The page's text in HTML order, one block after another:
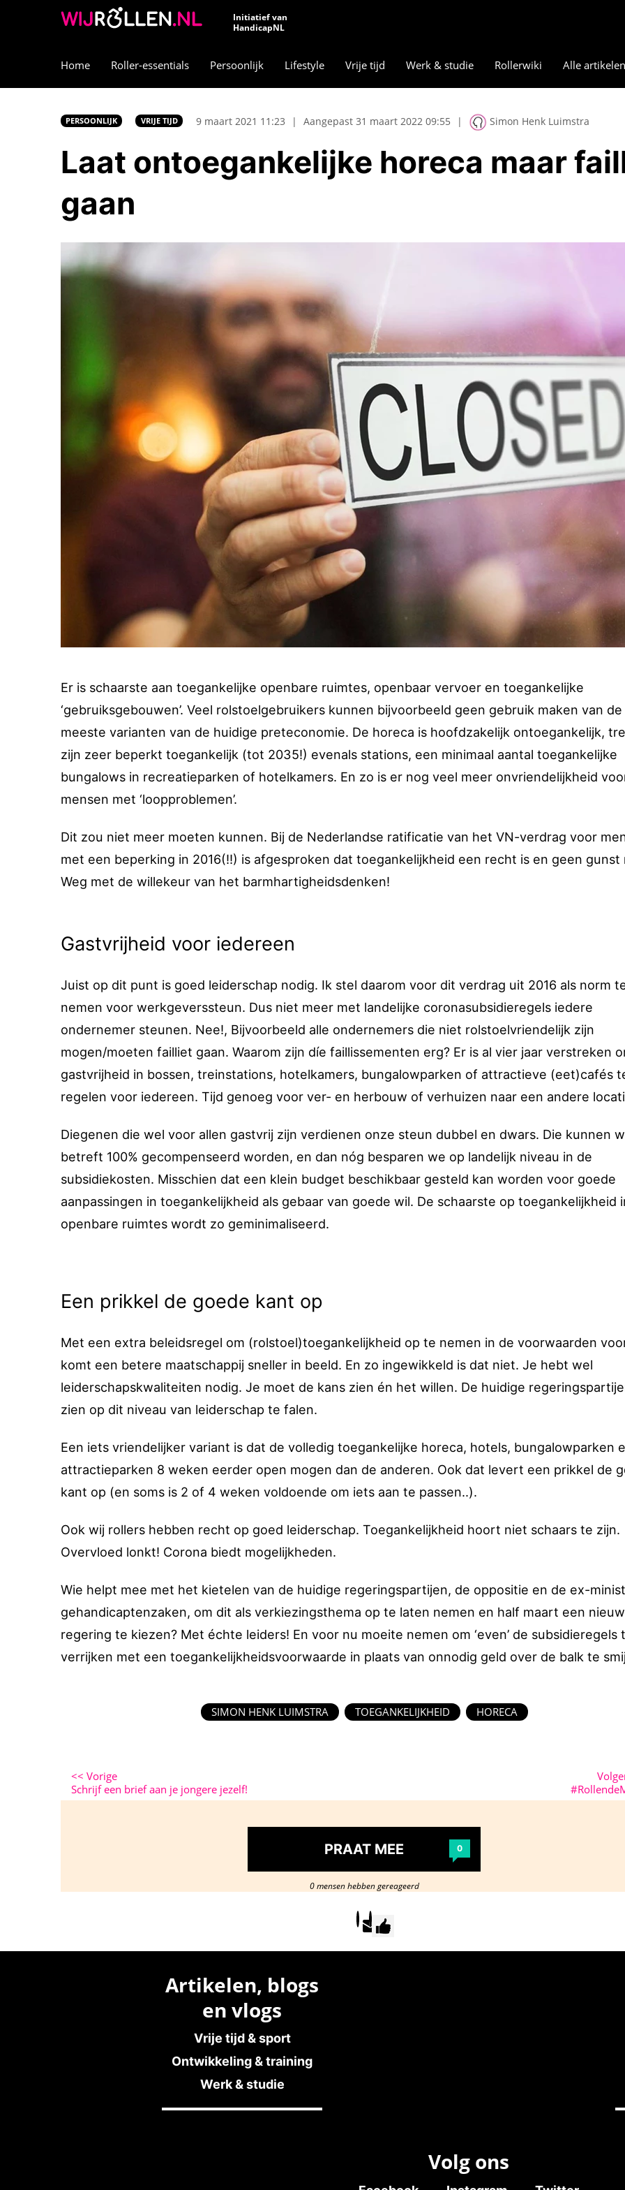
Initiatief van
HandicapNL
Home Roller-essentials Persoonlijk Lifestyle Vrije tijd Werk & studie Rollerwiki Alle artikelen
PERSOONLIJK VRIJE TIJD 9 maart 2021 11:23 | Aangepast 31 maart 2022 09:55 | Simon Henk Luimstra
Laat ontoegankelijke horeca maar
gaan
Er is schaarste aan toegankelijke openbare ruimtes, openbaar vervoer en toegankelijke
‘gebruiksgebouwen’. Veel rolstoelgebruikers kunnen bijvoorbeeld geen gebruik maken van de
meeste varianten van de huidige preteconomie. De horeca is hoofdzakelijk ontoegankelijk,
zijn zeer beperkt toegankelijk (tot 2035!) evenals stations, een minimaal aantal toegankelijke
bungalows in recreatieparken of hotelkamers. En zo is er nog veel meer onvriendelijkheid
mensen met ‘loopproblemen’.
Dit zou niet meer moeten kunnen. Bij de Nederlandse ratificatie van het VN-verdrag voor
met een beperking in 2016(!!) is afgesproken dat toegankelijkheid een recht is en geen gunst
Weg met de willekeur van het barmhartigheidsdenken!
Gastvrijheid voor iedereen
Juist op dit punt is goed leiderschap nodig. Ik stel daarom voor dit verdrag uit 2016 als norm
nemen voor werkgeverssteun. Dus niet meer met landelijke coronasubsidieregels iedere
ondernemer steunen. Nee!, Bijvoorbeeld alle ondernemers die niet rolstoelvriendelijk zijn
mogen/moeten failliet gaan. Waarom zijn díe faillissementen erg? Er is al vier jaar verstreken
gastvrijheid in bossen, treinstations, hotelkamers, bungalowparken of attractieve (eet)cafés
regelen voor iedereen. Tijd genoeg voor ver- en herbouw of verhuizen naar een andere
Diegenen die wel voor allen gastvrij zijn verdienen onze steun dubbel en dwars. Die kunnen
betreft 100% gecompenseerd worden, en dan nóg besparen we op landelijk niveau in de
subsidiekosten. Misschien dat een klein budget beschikbaar gesteld kan worden voor goede
aanpassingen in toegankelijkheid als gebaar van goede wil. De schaarste op toegankelijkheid
openbare ruimtes wordt zo geminimaliseerd.
Een prikkel de goede kant op
Met een extra beleidsregel om (rolstoel)toegankelijkheid op te nemen in de voorwaarden
komt een betere maatschappij sneller in beeld. En zo ingewikkeld is dat niet. Je hebt wel
leiderschapskwaliteiten nodig. Je moet de kans zien én het willen. De huidige
zien op dit niveau van leiderschap te falen.
Een iets vriendelijker variant is dat de volledig toegankelijke horeca, hotels, bungalowparken
attractieparken 8 weken eerder open mogen dan de anderen. Ook dat levert een prikkel de
kant op (en soms is 2 of 4 weken voldoende om iets aan te passen..).
Ook wij rollers hebben recht op goed leiderschap. Toegankelijkheid hoort niet schaars te zijn.
Overvloed lonkt! Corona biedt mogelijkheden.
Wie helpt mee met het kietelen van de huidige regeringspartijen, de oppositie en de ex-
gehandicaptenzaken, om dit als verkiezingsthema op te laten nemen en half maart een
regering te kiezen? Met échte leiders! En voor nu moeite nemen om ‘even’ de subsidieregels
verrijken met een toegankelijkheidsvoorwaarde in plaats van onnodig geld over de balk te
SIMON HENK LUIMSTRA TOEGANKELIJKHEID HORECA
<< Vorige
Schrijf een brief aan je jongere jezelf!
PRAAT MEE 0
0 mensen hebben gereageerd
Artikelen, blogs
en vlogs
Vrije tijd & sport
Ontwikkeling & training
Werk & studie
Volg ons